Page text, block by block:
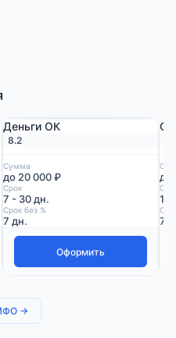
Деньги ОК
8.2
Сумма
до 20 000 ₽
Срок
7 - 30 дн.
Срок без %
7 дн.
Оформить
до
1 -
7
→